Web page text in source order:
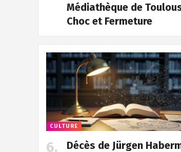
Médiathèque de
Choc et Fermeture
CULTURE
Décès de Jürgen